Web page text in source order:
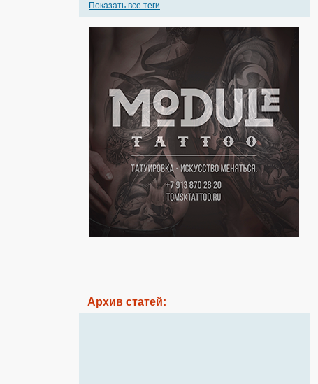
Показать все теги
Архив статей: